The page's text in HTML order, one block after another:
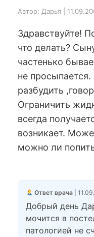
Автор: Дарья |
Здравствуйте!
что делать?
частенько
не
разбудить
Ограничить
всегда
возникает.
можно ли
Ответ врача|
Добрый день
мочится в
патологией не